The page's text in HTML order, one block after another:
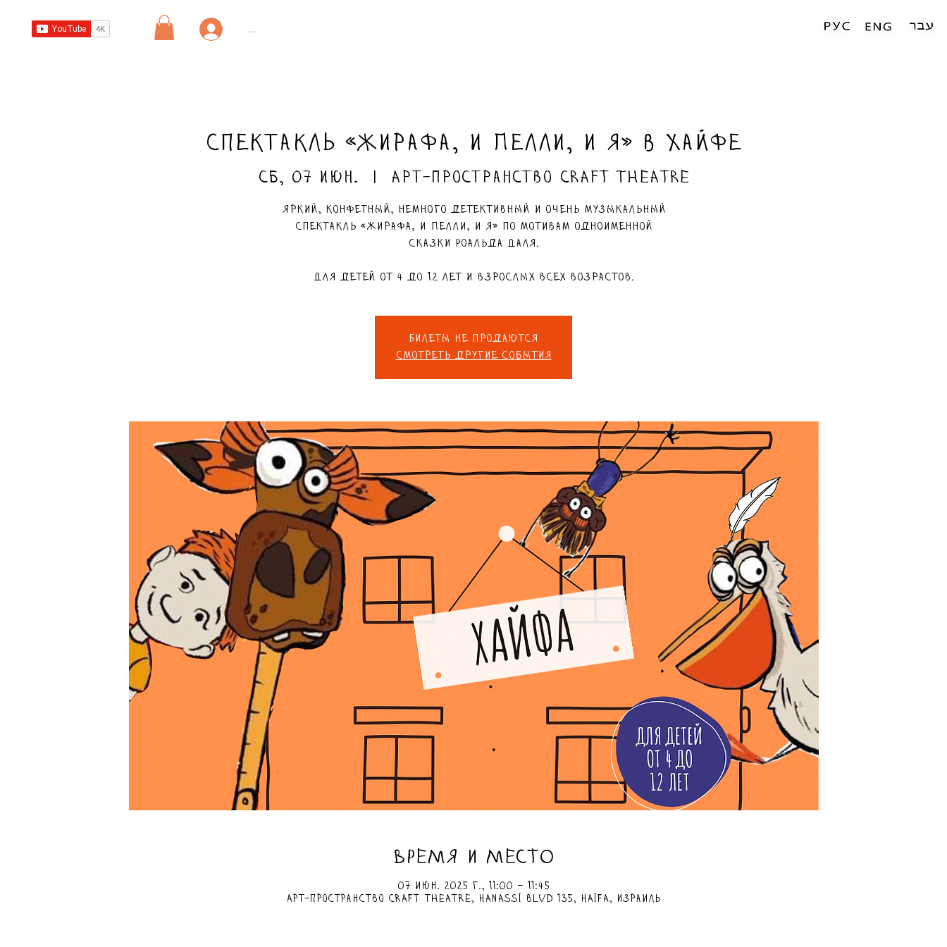
...
Спектакль «Жирафа, и Пелли, и я» в Хайфе
сб, 07 июн.
  |
Арт-пространство Craft Theatre
Яркий, конфетный, немного детективный и очень музыкальный
спектакль «Жирафа, и Пелли, и я» по мотивам одноименной
сказки Роальда Даля.
Для детей от 4 до 12 лет и взрослых всех возрастов.
Билеты не продаются
Смотреть другие события
ВРЕМЯ И МЕСТО
07 июн. 2025 г., 11:00 – 11:45
Арт-пространство Craft Theatre, HaNassi Blvd 135, Haifa, Израиль